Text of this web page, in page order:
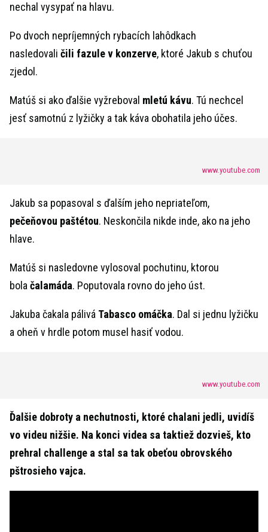
nechal vysypať na hlavu.
Po dvoch nepríjemných rybacích lahôdkach
nasledovali čili fazule v konzerve, ktoré Jakub s chuťou
zjedol.
Matúš si ako ďalšie vyžreboval mletú kávu. Tú nechcel
jesť samotnú z lyžičky a tak káva obohatila jeho účes.
www.youtube.com
Jakub sa popasoval s ďalším jeho nepriateľom,
pečeňovou paštétou. Neskončila nikde inde, ako na jeho
hlave.
Matúš si nasledovne vylosoval pochutinu, ktorou
bola čalamáda. Poputovala rovno do jeho úst.
Jakuba čakala pálivá Tabasco omáčka. Dal si jednu lyžičku
a oheň v hrdle potom musel hasiť vodou.
www.youtube.com
Ďalšie dobroty a nechutnosti, ktoré chalani jedli, uvidíš
vo videu nižšie. Na konci videa sa taktiež dozvieš, kto
prehral challenge a stal sa tak obeťou obrovského
pštrosieho vajca.